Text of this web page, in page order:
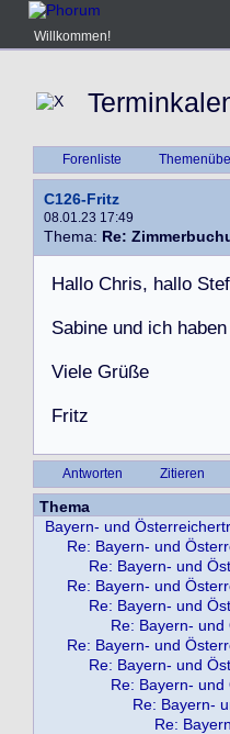
Willkommen!
Forenliste
C126-Fritz
08.01.23 17:49
Thema: Re:
Hallo Chris, hallo Stef
Sabine und ich haben
Viele Grüße
Fritz
Antworten Zitieren
Thema
Bayern- und
Re: Bayern- und
Re: Bayern- und
Re: Bayern- und
Re: Bayern- und
Re: Bayern-
Re: Bayern- und
Re: Bayern- und
Re: Bayern-
Re: Bayern-
Re: